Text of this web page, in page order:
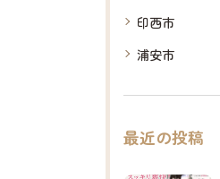
印西市
浦安市
最近の投稿